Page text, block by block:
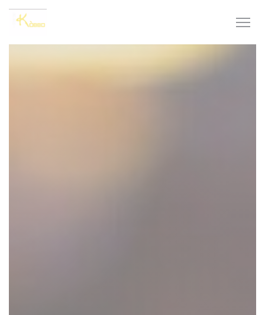
Personnalisation de vos choix en matière de cookies